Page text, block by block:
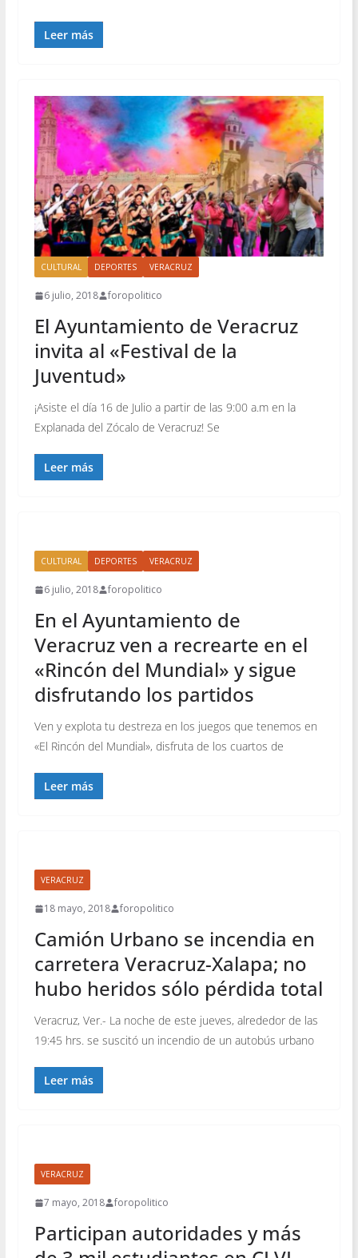
Leer más
CULTURAL DEPORTES VERACRUZ
6 julio, 2018 foropolitico
El Ayuntamiento de Veracruz
invita al «Festival de la
Juventud»
¡Asiste el día 16 de Julio a partir de las 9:00 a.m en la
Explanada del Zócalo de Veracruz! Se
Leer más
CULTURAL DEPORTES VERACRUZ
6 julio, 2018 foropolitico
En el Ayuntamiento de
Veracruz ven a recrearte en el
«Rincón del Mundial» y sigue
disfrutando los partidos
Ven y explota tu destreza en los juegos que tenemos en
«El Rincón del Mundial», disfruta de los cuartos de
Leer más
VERACRUZ
18 mayo, 2018 foropolitico
Camión Urbano se incendia en
carretera Veracruz-Xalapa; no
hubo heridos sólo pérdida total
Veracruz, Ver.- La noche de este jueves, alrededor de las
19:45 hrs. se suscitó un incendio de un autobús urbano
Leer más
VERACRUZ
7 mayo, 2018 foropolitico
Participan autoridades y más